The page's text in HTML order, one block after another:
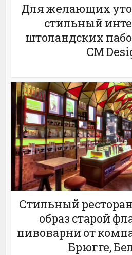
Для желающих
стильный
штоландских
CM
Стильный
образ старой
пивоварни от
Брюгге,